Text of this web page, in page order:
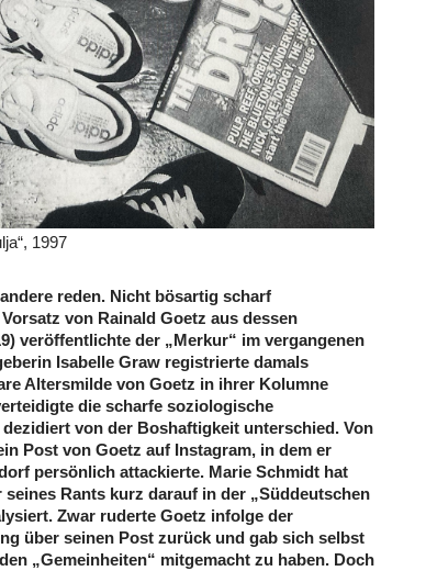
1997
reden. Nicht bösartig scharf
von Rainald Goetz aus dessen
veröffentlichte der „Merkur“ im vergangenen
Isabelle Graw registrierte damals
Altersmilde von Goetz in ihrer Kolumne
die scharfe soziologische
dezidiert von der Boshaftigkeit unterschied. Von
Post von Goetz auf Instagram, in dem er
persönlich attackierte. Marie Schmidt hat
Rants kurz darauf in der „Süddeutschen
Zwar ruderte Goetz infolge der
über seinen Post zurück und gab sich selbst
„Gemeinheiten“ mitgemacht zu haben. Doch